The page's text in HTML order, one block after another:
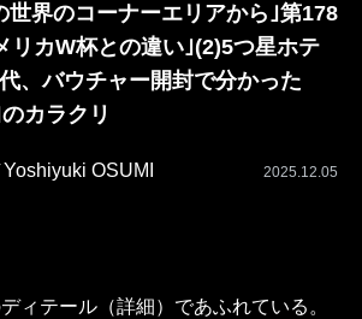
世界のコーナーエリアから｣第178
リカW杯との違い｣(2)5つ星ホテ
、バウチャー開封で分かった
カラクリ
OSUMI 2025.12.05
ィテール（詳細）であふれている。